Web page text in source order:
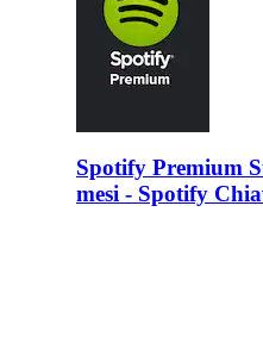
Spotify Premium
mesi - Spotify